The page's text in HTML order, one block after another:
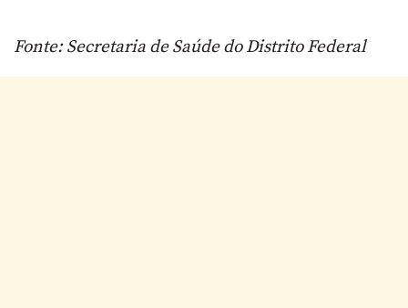
Fonte: Secretaria de Saúde do Distrito Federal